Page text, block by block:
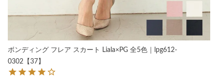
ボンディング フレア スカート Liala×PG 全5色｜lpg612-
0302【37】